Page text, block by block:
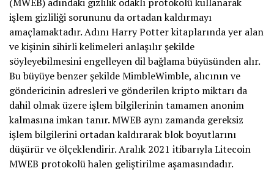
işlem gizliliği sorununu da ortadan kaldırmayı
amaçlamaktadır. Adını Harry Potter kitaplarında yer alan
ve kişinin sihirli kelimeleri anlaşılır şekilde
söyleyebilmesini engelleyen dil bağlama büyüsünden alır.
Bu büyüye benzer şekilde MimbleWimble, alıcının ve
göndericinin adresleri ve gönderilen kripto miktarı da
dahil olmak üzere işlem bilgilerinin tamamen anonim
kalmasına imkan tanır. MWEB aynı zamanda gereksiz
işlem bilgilerini ortadan kaldırarak blok boyutlarını
düşürür ve ölçeklendirir. Aralık 2021 itibarıyla Litecoin
MWEB protokolü halen geliştirilme aşamasındadır.